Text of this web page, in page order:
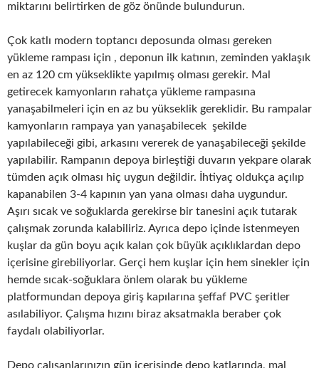
miktarını belirtirken de göz önünde bulundurun.
Çok katlı modern toptancı deposunda olması gereken
yükleme rampası için , deponun ilk katının, zeminden yaklaşık
en az 120 cm yükseklikte yapılmış olması gerekir. Mal
getirecek kamyonların rahatça yükleme rampasına
yanaşabilmeleri için en az bu yükseklik gereklidir. Bu rampalar
kamyonların rampaya yan yanaşabilecek şekilde
yapılabileceği gibi, arkasını vererek de yanaşabileceği şekilde
yapılabilir. Rampanın depoya birleştiği duvarın yekpare olarak
tümden açık olması hiç uygun değildir. İhtiyaç oldukça açılıp
kapanabilen 3-4 kapının yan yana olması daha uygundur.
Aşırı sıcak ve soğuklarda gerekirse bir tanesini açık tutarak
çalışmak zorunda kalabiliriz. Ayrıca depo içinde istenmeyen
kuşlar da gün boyu açık kalan çok büyük açıklıklardan depo
içerisine girebiliyorlar. Gerçi hem kuşlar için hem sinekler için
hemde sıcak-soğuklara önlem olarak bu yükleme
platformundan depoya giriş kapılarına şeffaf PVC şeritler
asılabiliyor. Çalışma hızını biraz aksatmakla beraber çok
faydalı olabiliyorlar.
Depo çalışanlarınızın gün içerisinde depo katlarında, mal